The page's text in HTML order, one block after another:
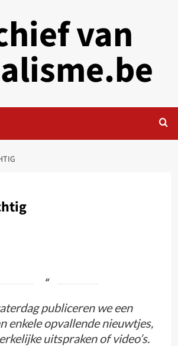
van
publiceren we een
enkele opvallende nieuwtjes,
uitspraken of video’s.